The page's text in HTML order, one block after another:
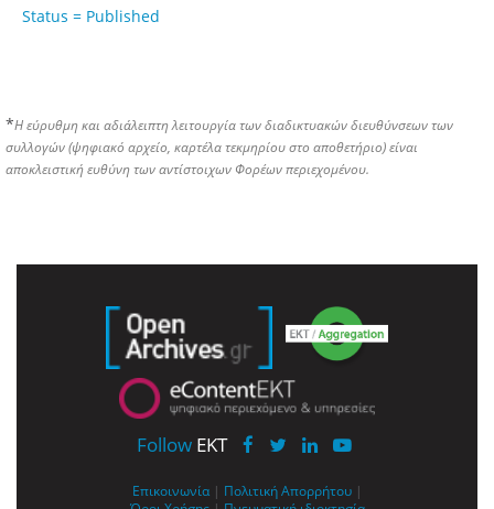
Status = Published
*Η εύρυθμη και αδιάλειπτη λειτουργία των διαδικτυακών διευθύνσεων των
συλλογών (ψηφιακό αρχείο, καρτέλα τεκμηρίου στο αποθετήριο) είναι
αποκλειστική ευθύνη των αντίστοιχων Φορέων περιεχομένου.
Follow EKT
Επικοινωνία | Πολιτική Απορρήτου |